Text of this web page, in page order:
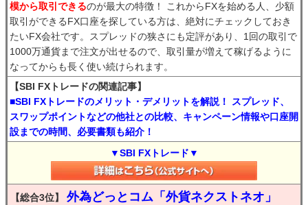
模から取引できるのが最大の特徴！ これからFXを始める人、少額
取引ができるFX口座を探している方は、絶対にチェックしておき
たいFX会社です。スプレッドの狭さにも定評があり、1回の取引で
1000万通貨まで注文が出せるので、取引量が増えて稼げるように
なってからも長く使い続けられます。
【SBI FXトレードの関連記事】
■SBI FXトレードのメリット・デメリットを解説！ スプレッド、
スワップポイントなどの他社との比較、キャンペーン情報や口座開
設までの時間、必要書類も紹介！
▼SBI FXトレード▼
【総合3位】 外為どっとコム「外貨ネクストネオ」